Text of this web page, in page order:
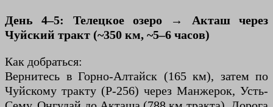
День 4–5: Телецкое озеро → Акташ через
Чуйский тракт (~350 км, ~5–6 часов)
Как добраться:
Вернитесь в Горно-Алтайск (165 км), затем по
Чуйскому тракту (Р-256) через Манжерок, Усть-